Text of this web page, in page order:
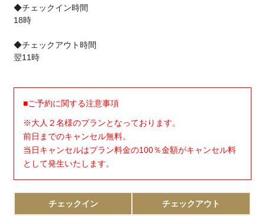
◆チェックイン時間
18時
◆チェックアウト時間
翌11時
■ご予約に関する注意事項
※大人２名様のプランとなっております。
前日までのキャンセル無料。
当日キャンセルはプラン料金の100％金額がキャンセル料
として発生いたします。
チェックイン チェックアウト